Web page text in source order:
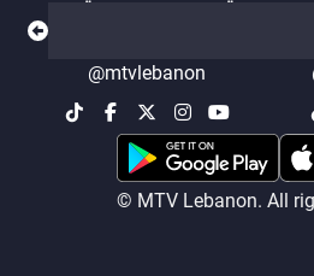
@mtvlebanon
© MTV Lebanon. All